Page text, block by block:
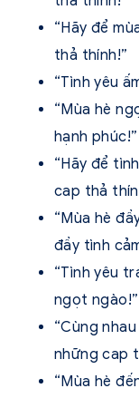
“Hãy để
thả thính!”
“Tình yêu
“Mùa hè
hạnh phúc!”
“Hãy để
cap thả
“Mùa hè
đầy tình
“Tình yêu
ngọt ngào!”
“Cùng
những cap
“Mùa hè